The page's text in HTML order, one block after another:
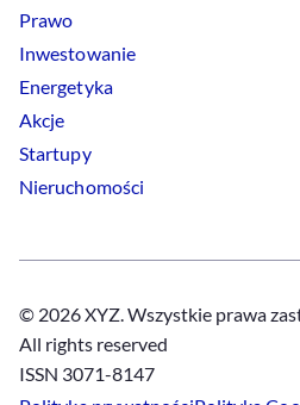
Prawo
Inwestowanie
Energetyka
Akcje
Startupy
Nieruchomości
© 2026 XYZ. Wszystkie prawa
All rights reserved
ISSN 3071-8147